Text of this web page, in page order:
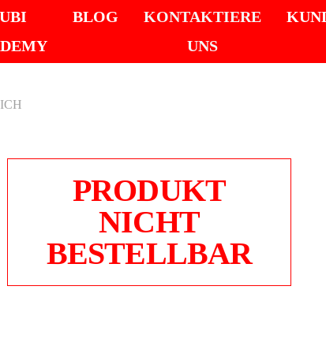
BLOG
KONTAKTIERE
UNS
PRODUKT
NICHT
BESTELLBAR